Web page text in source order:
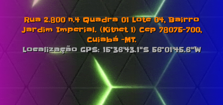
Rua 2.800 n.4 Quadra 01 Lote 04, Bairro
Jardim Imperial. (Kitnet 1) Cep 78075-700,
Cuiabá -MT.
Localização GPS: 15°36'43.1"S 56°01'45.6"W